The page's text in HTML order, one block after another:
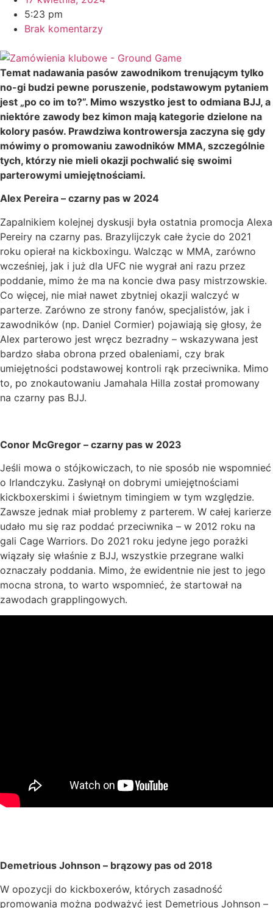
5:23 pm
Brak komentarzy
Temat nadawania pasów zawodnikom trenującym tylko
no-gi budzi pewne poruszenie, podstawowym pytaniem
jest „po co im to?”. Mimo wszystko jest to odmiana BJJ, a
niektóre zawody bez kimon mają kategorie dzielone na
kolory pasów. Prawdziwa kontrowersja zaczyna się gdy
mówimy o promowaniu zawodników MMA, szczególnie
tych, którzy nie mieli okazji pochwalić się swoimi
parterowymi umiejętnościami.
Alex Pereira – czarny pas w 2024
Zapalnikiem kolejnej dyskusji była ostatnia promocja Alexa
Pereiry na czarny pas. Brazylijczyk całe życie do 2021
roku opierał na kickboxingu. Walcząc w MMA, zarówno
wcześniej, jak i już dla UFC nie wygrał ani razu przez
poddanie, mimo że ma na koncie dwa pasy mistrzowskie.
Co więcej, nie miał nawet zbytniej okazji walczyć w
parterze. Zarówno ze strony fanów, specjalistów, jak i
zawodników (np. Daniel Cormier) pojawiają się głosy, że
Alex parterowo jest wręcz bezradny – wskazywana jest
bardzo słaba obrona przed obaleniami, czy brak
umiejętności podstawowej kontroli rąk przeciwnika. Mimo
to, po znokautowaniu Jamahala Hilla został promowany
na czarny pas BJJ.
Conor McGregor – czarny pas w 2023
Jeśli mowa o stójkowiczach, to nie sposób nie wspomnieć
o Irlandczyku. Zasłynął on dobrymi umiejętnościami
kickboxerskimi i świetnym timingiem w tym względzie.
Zawsze jednak miał problemy z parterem. W całej karierze
udało mu się raz poddać przeciwnika – w 2012 roku na
gali Cage Warriors. Do 2021 roku jedyne jego porażki
wiązały się właśnie z BJJ, wszystkie przegrane walki
oznaczały poddania. Mimo, że ewidentnie nie jest to jego
mocna strona, to warto wspomnieć, że startował na
zawodach grapplingowych.
Demetrious Johnson – brązowy pas od 2018
W opozycji do kickboxerów, których zasadność
promowania można podważyć jest Demetrious Johnson –